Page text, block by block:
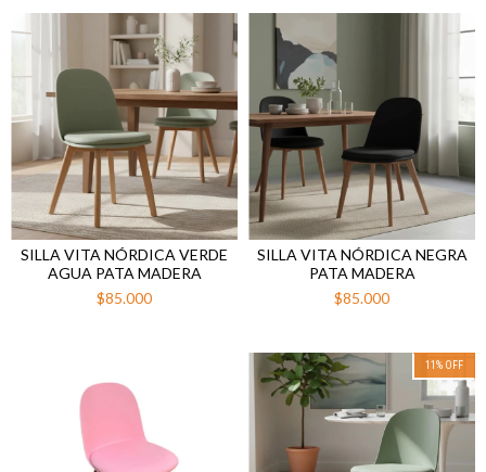
SILLA VITA NÓRDICA VERDE
AGUA PATA MADERA
$85.000
SILLA VITA NÓRDICA NEGRA
PATA MADERA
$85.000
11 % OFF